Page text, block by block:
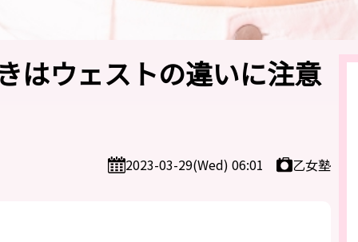
はウェストの違いに注意
2023-03-29(Wed) 06:01 乙女塾